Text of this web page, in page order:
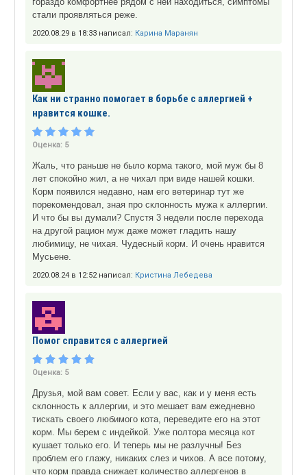
стали проявляться реже.
2020.08.29 в 18:33 написал: Карина Маранян
Как ни странно помогает в борьбе с аллергией +
нравится кошке.
Оценка: 5
Жаль, что раньше не было корма такого, мой муж бы 8
лет спокойно жил, а не чихал при виде нашей кошки.
Корм появился недавно, нам его ветеринар тут же
порекомендовал, зная про склонность мужа к аллергии.
И что бы вы думали? Спустя 3 недели после перехода
на другой рацион муж даже может гладить нашу
любимицу, не чихая. Чудесный корм. И очень нравится
Мусьене.
2020.08.24 в 12:52 написал: Кристина Лебедева
Помог справится с аллергией
Оценка: 5
Друзья, мой вам совет. Если у вас, как и у меня есть
склонность к аллергии, и это мешает вам ежедневно
тискать своего любимого кота, переведите его на этот
корм. Мы берем с индейкой. Уже полтора месяца кот
кушает только его. И теперь мы не разлучны! Без
проблем его глажу, никаких слез и чихов. А все потому,
что корм правда снижает количество аллергенов в